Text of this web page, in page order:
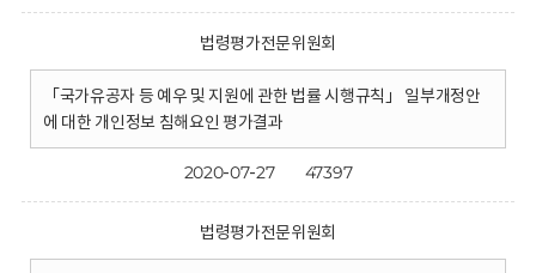
법령평가전문위원회
「국가유공자 등 예우 및 지원에 관한 법률 시행규칙」 일부개정안
에 대한 개인정보 침해요인 평가결과
2020-07-27 47397
법령평가전문위원회